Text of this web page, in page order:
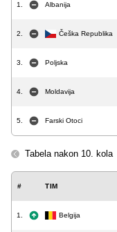
1. Albanija
2. Češka Republika
3. Poljska
4. Moldavija
5. Farski Otoci
Tabela nakon 10. kola
# TIM
1. Belgija